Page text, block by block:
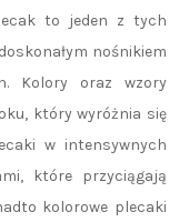
to jeden z tych
nośnikiem
Kolory oraz wzory
który wyróżnia się
w intensywnych
które przyciągają
kolorowe plecaki